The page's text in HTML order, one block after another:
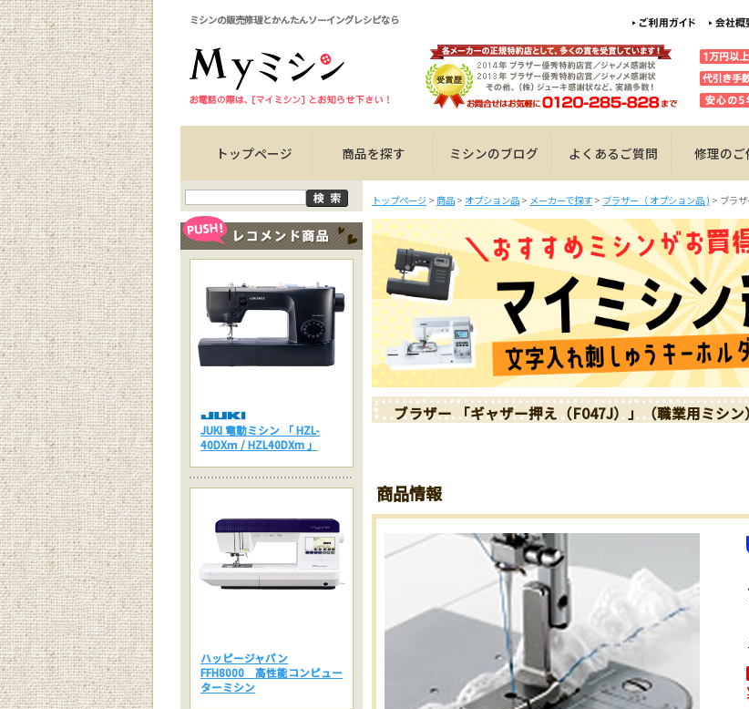
ミシンの販売修理とかんたんソーイングレシピなら
トップページ 商品を探す ミシンのブログ よくあるご質問 修理のご
トップページ > 商品 > オプション品 > メーカーで探す > ブラザー（ オプション品 ) > ブラ
ブラザー 「ギャザー押え（F047J）」（職業用ミシン
商品情報
JUKI 電動ミシン 「 HZL-
40DXｍ / HZL40DXm 」
ハッピージャパン
FFH8000 高性能コンピュー
ターミシン